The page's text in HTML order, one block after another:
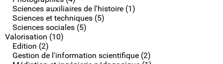
Sciences auxiliaires de l'histoire (1)
Sciences et techniques (5)
Sciences sociales (5)
Valorisation (10)
Edition (2)
Gestion de l'information scientifique (2)